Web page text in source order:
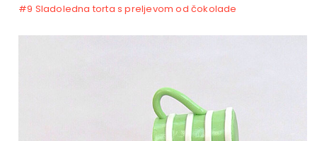
#9 Sladoledna torta s preljevom od čokolade